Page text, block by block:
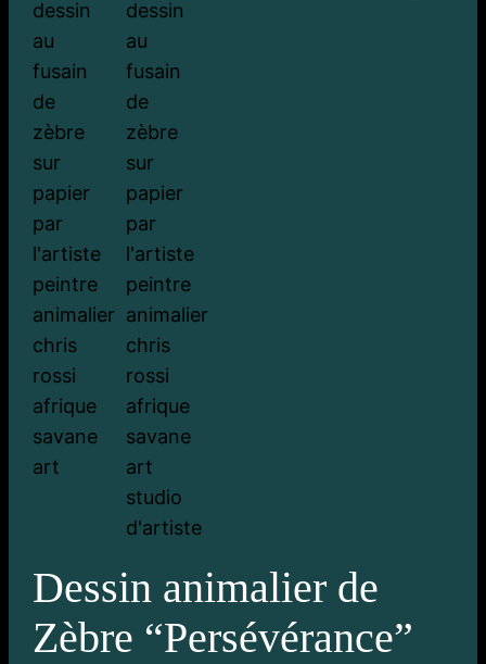
Dessin animalier de
Zèbre “Persévérance”